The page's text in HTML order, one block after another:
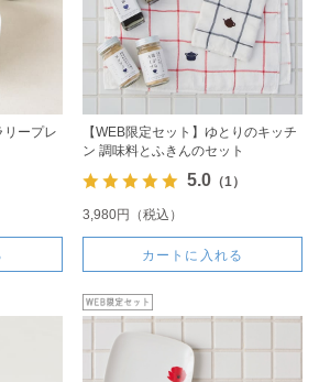
リープレ
【WEB限定セット】ゆとりのキッチ
ン 調味料とふきんのセット
5.0（1）
3,980円（税込）
カートに入れる